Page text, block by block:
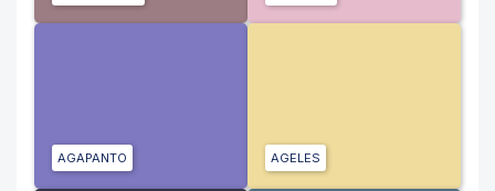
AGAPANTO AGELES